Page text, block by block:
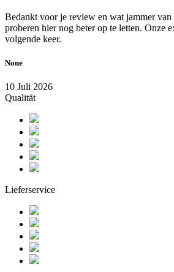
Bedankt voor je review en wat jammer van
proberen hier nog beter op te letten. Onze
volgende keer.
None
10 Juli 2026
Qualität
Lieferservice